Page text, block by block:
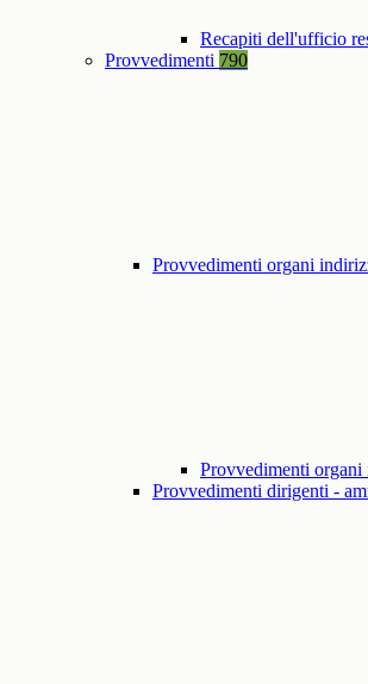
Recapiti dell'ufficio
Provvedimenti 790
Provvedimenti organi
Provvedimenti
Provvedimenti dirigenti -